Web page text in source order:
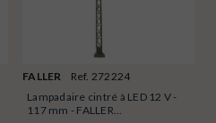
FALLER
Ref. 272224
Lampadaire cintré à LED 12 V -
117 mm - FALLER...